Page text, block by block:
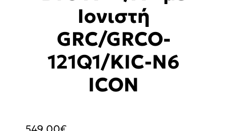
Ιονιστή
GRC/GRCO-
121Q1/KIC-N6
ICON